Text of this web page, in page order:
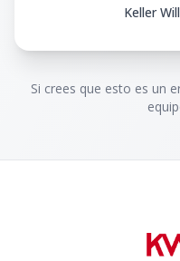
Keller
Si crees que esto es un